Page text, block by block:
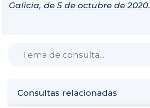
Consultas relacionadas
Galicia, de 5 de octubre de 2020.